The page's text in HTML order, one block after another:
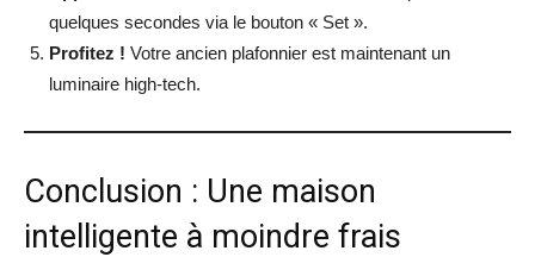
quelques secondes via le bouton « Set ».
Profitez ! Votre ancien plafonnier est maintenant un
luminaire high-tech.
Conclusion : Une maison
intelligente à moindre frais